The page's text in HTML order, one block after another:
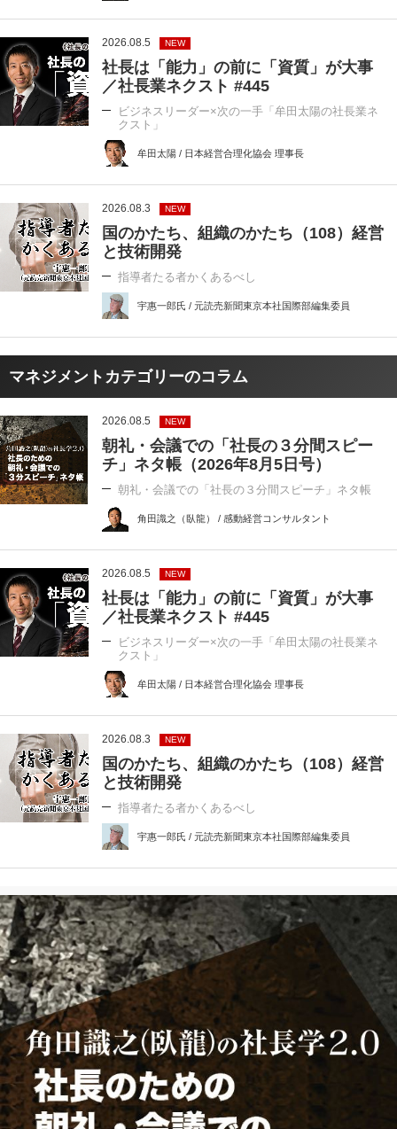
2026.08.5 NEW
社長は「能力」の前に「資質」が大事
／社長業ネクスト #445
ビジネスリーダー×次の一手「牟田太陽の社長業ネ
クスト」
牟田太陽 / 日本経営合理化協会 理事長
2026.08.3 NEW
国のかたち、組織のかたち（108）経営
と技術開発
指導者たる者かくあるべし
宇惠一郎氏 / 元読売新聞東京本社国際部編集委員
マネジメントカテゴリーのコラム
2026.08.5 NEW
朝礼・会議での「社長の３分間スピー
チ」ネタ帳（2026年8月5日号）
朝礼・会議での「社長の３分間スピーチ」ネタ帳
角田識之（臥龍） / 感動経営コンサルタント
2026.08.5 NEW
社長は「能力」の前に「資質」が大事
／社長業ネクスト #445
ビジネスリーダー×次の一手「牟田太陽の社長業ネ
クスト」
牟田太陽 / 日本経営合理化協会 理事長
2026.08.3 NEW
国のかたち、組織のかたち（108）経営
と技術開発
指導者たる者かくあるべし
宇惠一郎氏 / 元読売新聞東京本社国際部編集委員